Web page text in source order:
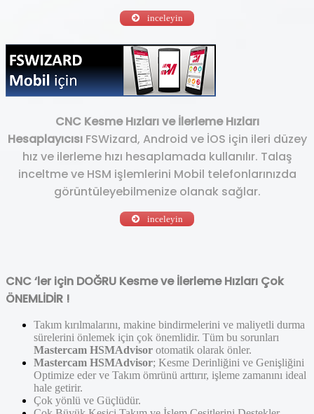
inceleyin
CNC Kesme Hızları ve İlerleme Hızları
Hesaplayıcısı FSWizard, Android ve İOS için ileri düzey
hız ve ilerleme hızı hesaplamada kullanılır. Talaş
inceltme ve HSM işlemlerini Mobil telefonlarınızda
görüntüleyebilmenize olanak sağlar.
inceleyin
CNC ‘ler için DOĞRU Kesme ve İlerleme Hızları Çok
ÖNEMLİDİR !
Takım kırılmalarını, makine bindirmelerini ve maliyetli durma
sürelerini önlemek için çok önemlidir. Tüm bu sorunları
Mastercam HSMAdvisor otomatik olarak önler.
Mastercam HSMAdvisor; Kesme Derinliğini ve Genişliğini
Optimize eder ve Takım ömrünü arttırır, işleme zamanını ideal
hale getirir.
Çok yönlü ve Güçlüdür.